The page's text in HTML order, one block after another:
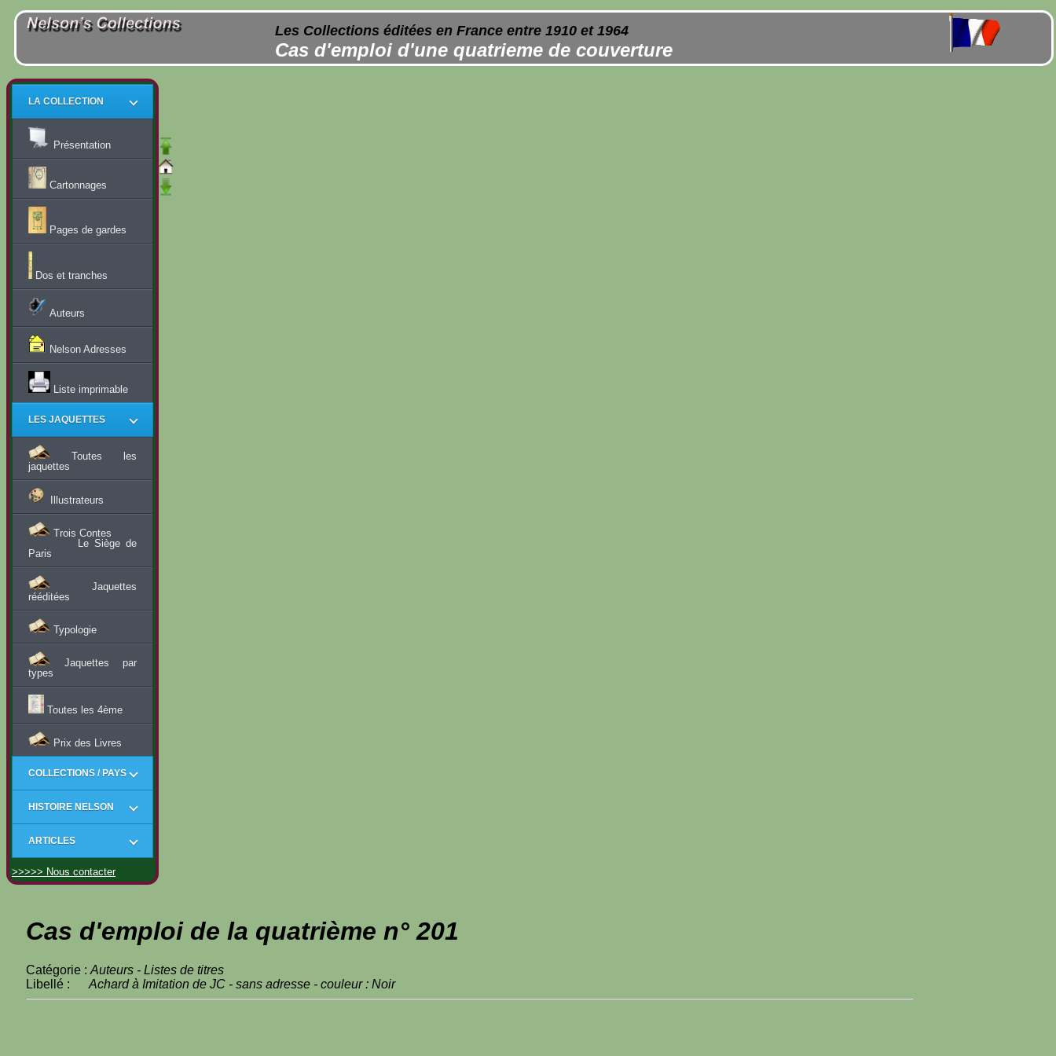
Les Collections éditées en France entre 1910 et 1964
Cas d'emploi d'une quatrieme de couverture
LA COLLECTION
Présentation
Cartonnages
Pages de gardes
Dos et tranches
Auteurs
Nelson Adresses
Liste imprimable
LES JAQUETTES
Toutes les
jaquettes
Illustrateurs
Trois Contes
Le Siège de
Paris
Jaquettes
rééditées
Typologie
Jaquettes par
types
Toutes les 4ème
Prix des Livres
COLLECTIONS / PAYS
HISTOIRE NELSON
ARTICLES
>>>>> Nous contacter
Cas d'emploi de la quatrième n° 201
Catégorie : Auteurs - Listes de titres
Libellé : Achard à Imitation de JC - sans adresse - couleur : Noir